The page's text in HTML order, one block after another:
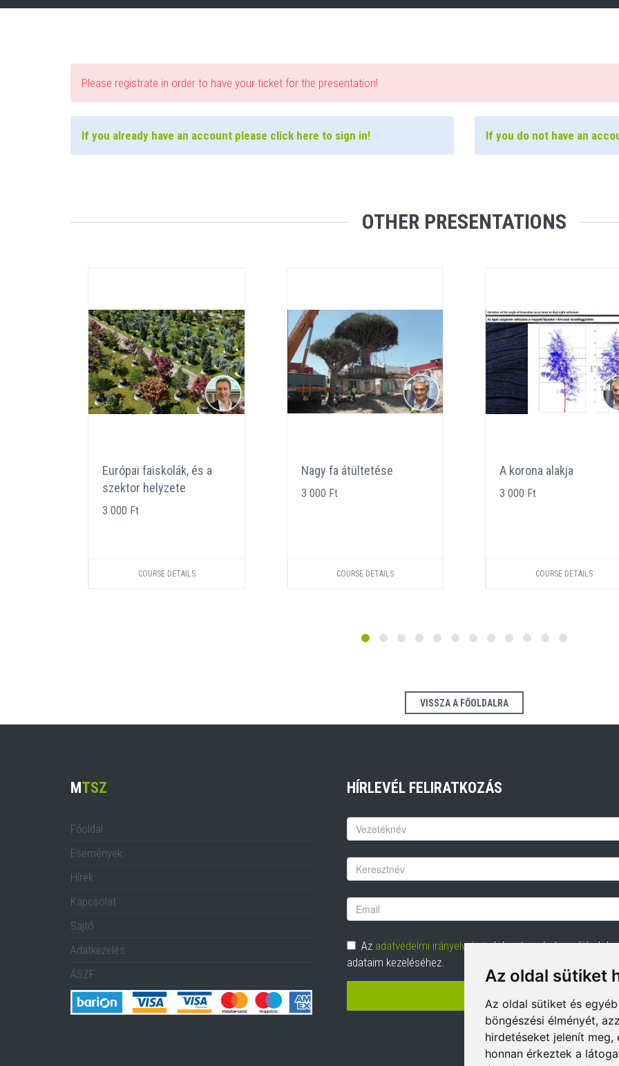
Az oldal sütiket
Az oldal sütiket és
böngészési élményét,
hirdetéseket jelenít
honnan érkeztek a
Please registrate in order to have your ticket for the presentation!
If you already have an account please click here to sign in! If you do not have an
OTHER PRESENTATIONS
Európai faiskolák, és a
szektor helyzete
3 000 Ft
COURSE DETAILS
Nagy fa átültetése
3 000 Ft
COURSE DETAILS
A korona alakja
3 000 Ft
COURSE DETAILS
VISSZA A FŐOLDALRA
M TSZ
Főoldal
Események
Hírek
Kapcsolat
Sajtó
Adatkezelés
ÁSZF
HÍRLEVÉL FELIRATKOZÁS
Keresztnév
Vezetéknév
Email
cím
Adatvédelem
Az adatvédelmi irányelveketelolvastam és hozzájárulok
adataim kezeléséhez.